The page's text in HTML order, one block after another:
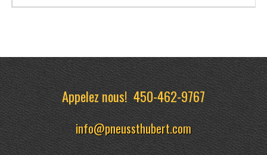
Appelez nous!450-462-9767
info@pneussthubert.com